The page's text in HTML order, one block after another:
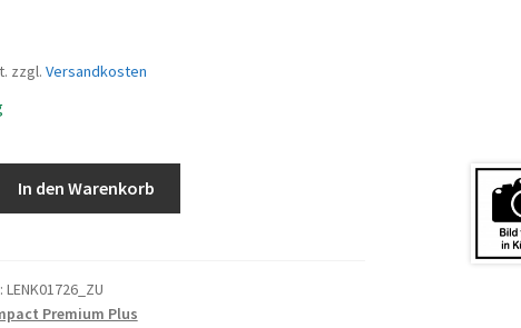
zzgl. Versandkosten
In den Warenkorb
LENK01726_ZU
Premium Plus